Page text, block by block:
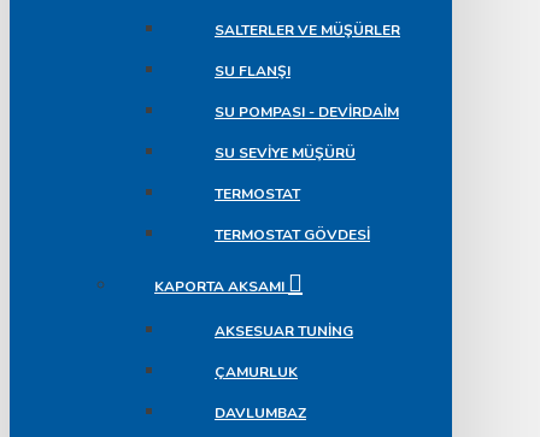
SALTERLER VE MÜŞÜRLER
SU FLANŞI
SU POMPASI - DEVIRDAIM
SU SEVIYE MÜŞÜRÜ
TERMOSTAT
TERMOSTAT GÖVDESI
KAPORTA AKSAMI
AKSESUAR TUNING
ÇAMURLUK
DAVLUMBAZ